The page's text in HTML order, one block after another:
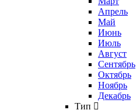
Апрель
Май
Июнь
Июль
Август
Сентябрь
Октябрь
Ноябрь
Декабрь
Тип